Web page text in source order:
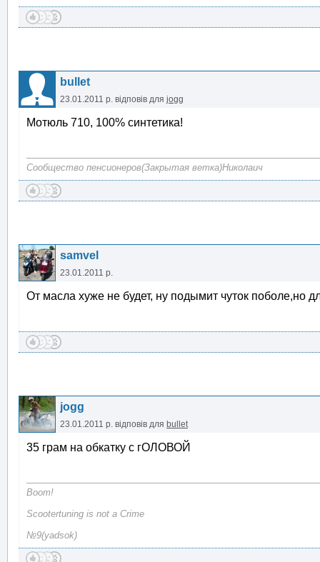
bullet
23.01.2011 р. відповів для jogg
Мотюль 710, 100% синтетика!
Сообщество пенсионеров(Закрытая ветка)Николаич
samvel
23.01.2011 р.
От масла хуже не будет, ну подымит чуток поболе,но
jogg
23.01.2011 р. відповів для bullet
35 грам на обкатку с гОЛОВОЙ
Boom!
Scootertuning is not a Crime
№9(yadsok)